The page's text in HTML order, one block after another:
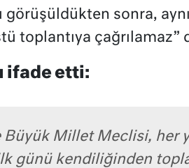
sonra,
toplantıya çağrılamaz”
ifade etti:
Büyük Millet Meclisi, her
ilk günü kendiliğinden